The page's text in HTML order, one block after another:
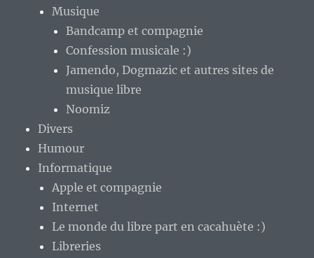
Musique
Bandcamp et compagnie
Confession musicale :)
Jamendo, Dogmazic et autres sites de
musique libre
Noomiz
Divers
Humour
Informatique
Apple et compagnie
Internet
Le monde du libre part en cacahuète :)
Libreries